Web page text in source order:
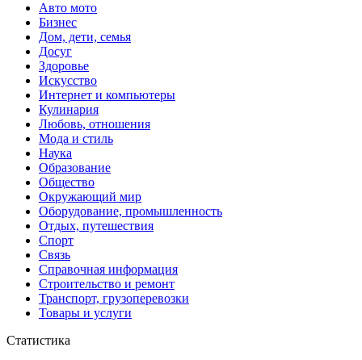
Авто мото
Бизнес
Дом, дети, семья
Досуг
Здоровье
Искусство
Интернет и компьютеры
Кулинария
Любовь, отношения
Мода и стиль
Наука
Образование
Общество
Окружающий мир
Оборудование, промышленность
Отдых, путешествия
Спорт
Связь
Справочная информация
Строительство и ремонт
Транспорт, грузоперевозки
Товары и услуги
Статистика